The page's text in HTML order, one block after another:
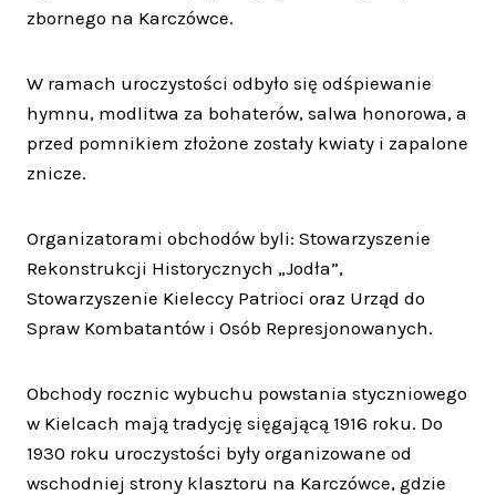
zbornego na Karczówce.
W ramach uroczystości odbyło się odśpiewanie
hymnu, modlitwa za bohaterów, salwa honorowa, a
przed pomnikiem złożone zostały kwiaty i zapalone
znicze.
Organizatorami obchodów byli: Stowarzyszenie
Rekonstrukcji Historycznych „Jodła”,
Stowarzyszenie Kieleccy Patrioci oraz Urząd do
Spraw Kombatantów i Osób Represjonowanych.
Obchody rocznic wybuchu powstania styczniowego
w Kielcach mają tradycję sięgającą 1916 roku. Do
1930 roku uroczystości były organizowane od
wschodniej strony klasztoru na Karczówce, gdzie